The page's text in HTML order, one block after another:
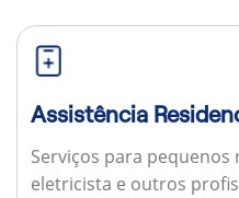
Assistência
Serviços para
eletricista e outros